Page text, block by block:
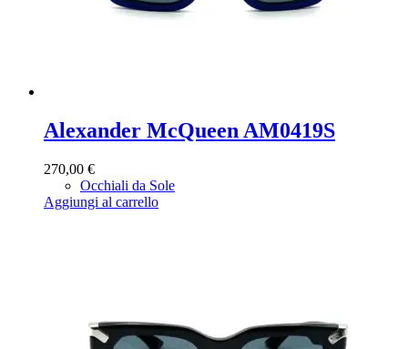
Alexander McQueen AM0419S
270,00 €
Occhiali da Sole
Aggiungi al carrello